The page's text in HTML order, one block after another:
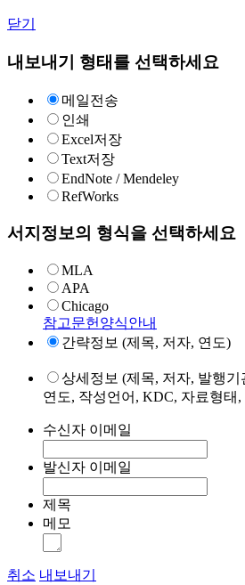
닫기
내보내기 형태를 선택하세요
메일전송
인쇄
Excel저장
Text저장
EndNote / Mendeley
RefWorks
서지정보의 형식을 선택하세요
MLA
APA
Chicago
참고문헌양식안내
간략정보 (제목, 저자, 연도)
상세정보 (제목, 저자, 발행
연도, 작성언어, KDC, 자료형태
수신자 이메일
발신자 이메일
제목
메모
취소 내보내기